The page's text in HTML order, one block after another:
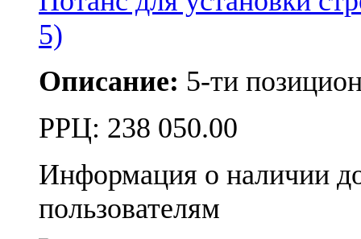
5)
Описание: 5-ти
РРЦ: 238 050.00
Информация о наличии
пользователям